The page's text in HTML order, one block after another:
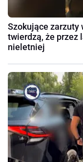
Szokujące zarzuty
twierdzą, że przez
nieletniej